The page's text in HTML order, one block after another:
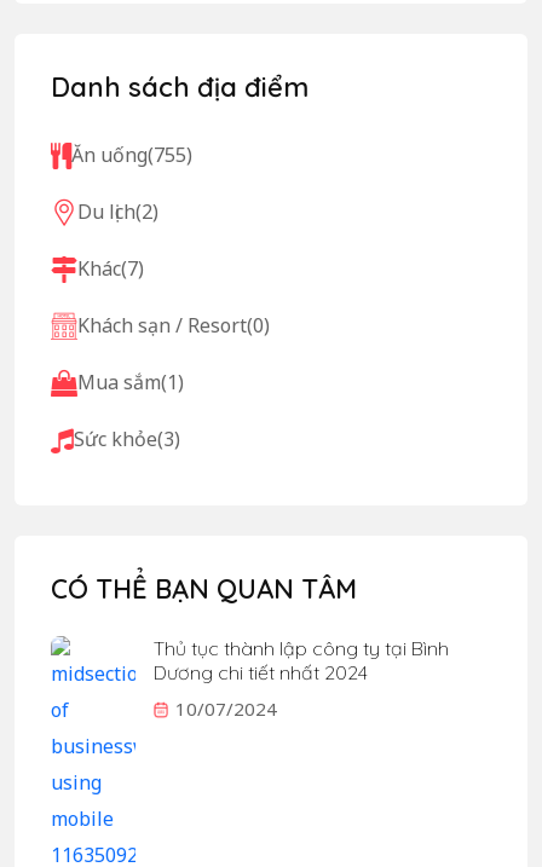
Danh sách địa điểm
Ăn uống(755)
Du lịch(2)
Khác(7)
Khách sạn / Resort(0)
Mua sắm(1)
Sức khỏe(3)
CÓ THỂ BẠN QUAN TÂM
Thủ tục thành lập công ty tại Bình
Dương chi tiết nhất 2024
10/07/2024